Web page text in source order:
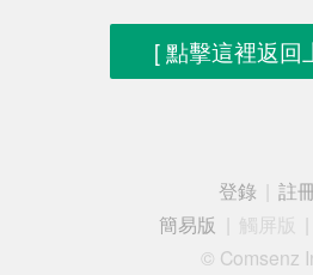
[ 點擊這裡返回
登錄
註
簡易版
觸屏版
© Comsenz